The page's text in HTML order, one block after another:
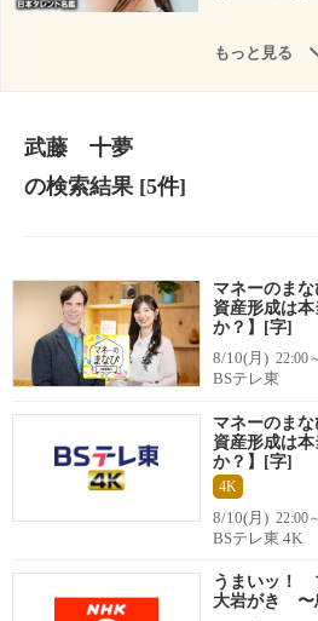
もっと見る
武藤 十夢
の検索結果[5件]
マネーのま
資産形成は
か？】[字]
8/10(月) 22:00
BSテレ東
マネーのま
資産形成は
か？】[字]
4K
8/10(月) 22:00
BSテレ東 4K
うまいッ！
大岩がき 〜